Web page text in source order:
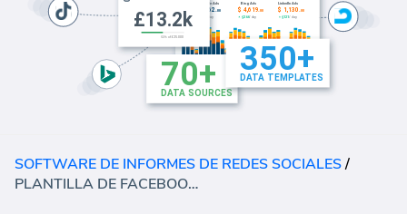
SOFTWARE DE INFORMES DE REDES SOCIALES/
PLANTILLA DE FACEBOOK PARA REDES SOCIALES - ALCANCE